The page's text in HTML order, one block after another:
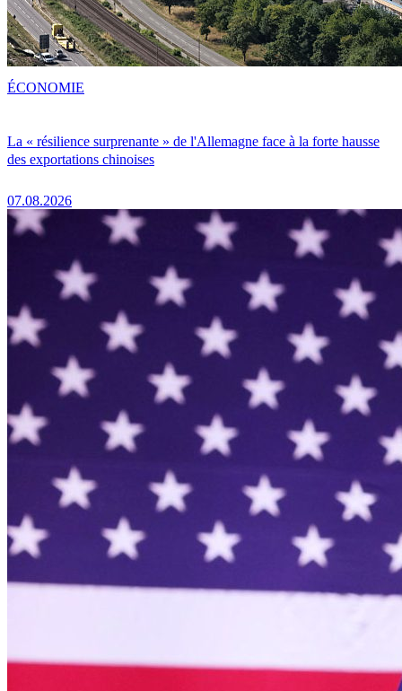
La « résilience surprenante » de l'Allemagne face à la forte hausse
des exportations chinoises
07.08.2026
ÉCONOMIE